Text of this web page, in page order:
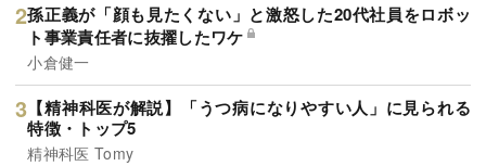
孫正義が「顔も見たくない」と激怒した20代社員をロボッ
ト事業責任者に抜擢したワケ
小倉健一
【精神科医が解説】「うつ病になりやすい人」に見られる
特徴・トップ5
精神科医 Tomy